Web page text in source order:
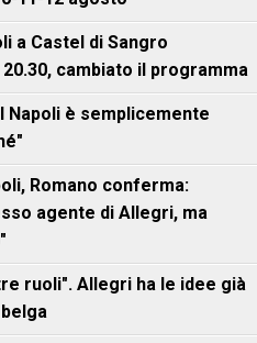
a Castel di Sangro
cambiato il programma
Napoli è semplicemente
Romano conferma:
agente di Allegri, ma
ruoli". Allegri ha le idee già